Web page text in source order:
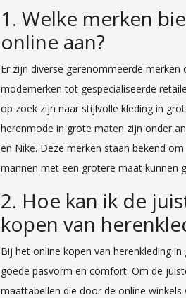
1. Welke merken
online aan?
Er zijn diverse gerenommeerde
modemerken tot gespecialiseerde
op zoek zijn naar stijlvolle kleding in
herenmode in grote maten zijn onder
en Nike. Deze merken staan bekend
mannen met een grotere maat kunnen
2. Hoe kan ik de
kopen van
Bij het online kopen van herenkleding
goede pasvorm en comfort. Om de
maattabellen die door de online